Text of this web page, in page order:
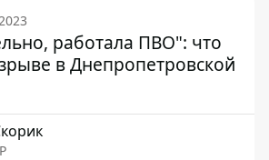
работала ПВО": что
в Днепропетровской